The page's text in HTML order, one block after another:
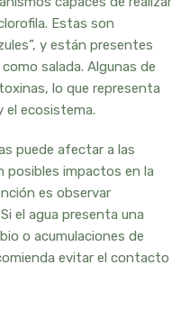
Estas son
y están presentes
salada. Algunas de
lo que representa
el ecosistema.
puede afectar a las
posibles impactos en la
es observar
el agua presenta una
o acumulaciones de
evitar el contacto